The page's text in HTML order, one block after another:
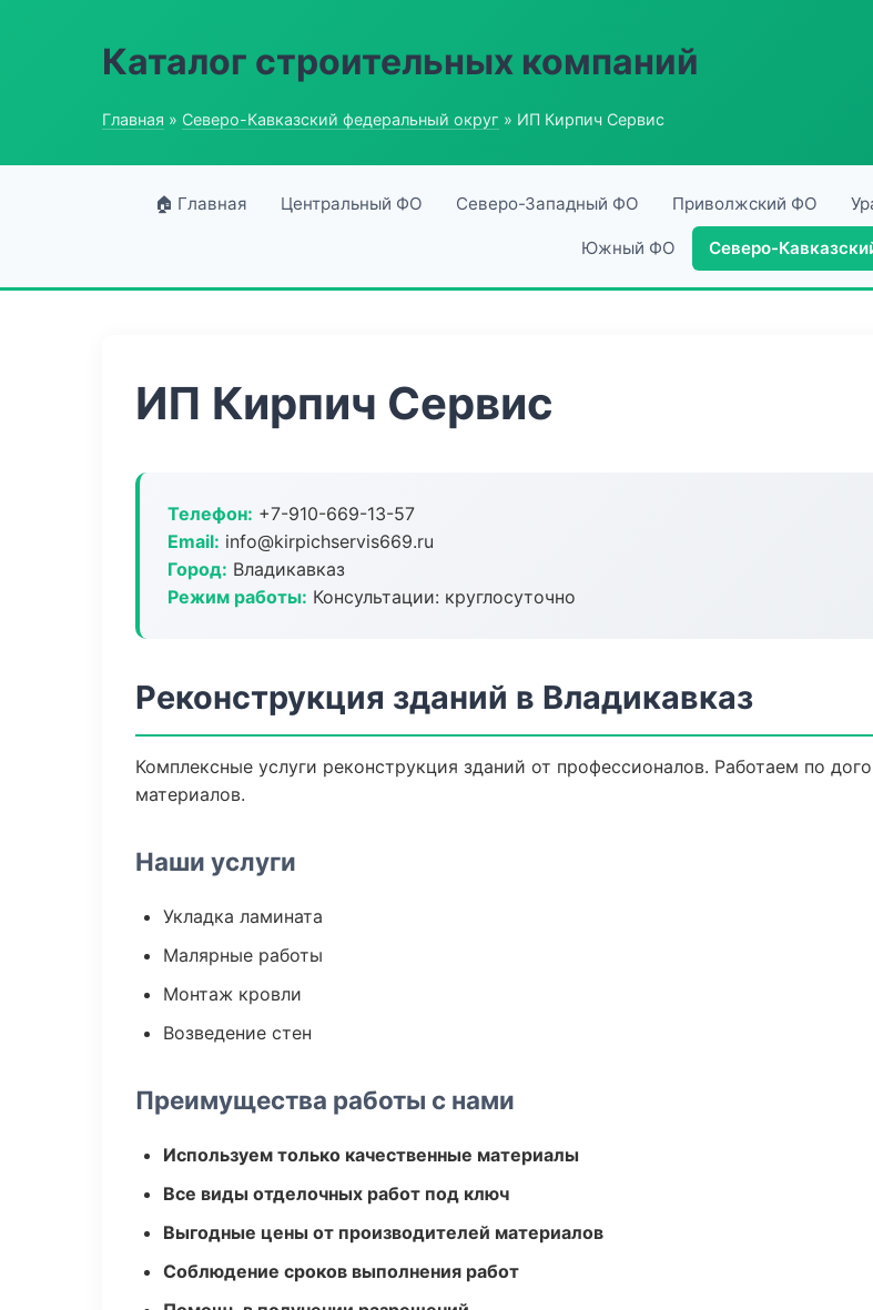
Каталог строительных компаний
Главная » Северо-Кавказский федеральный округ » ИП Кирпич Сервис
🏠 Главная Центральный ФО Северо-Западный ФО Приволжский ФО
Южный ФО Северо-
ИП Кирпич Сервис
Телефон: +7-910-669-13-57
Email: info@kirpichservis669.ru
Город: Владикавказ
Режим работы: Консультации: круглосуточно
Реконструкция зданий в Владикавказ
Комплексные услуги реконструкция зданий от профессионалов. Работаем по
материалов.
Наши услуги
Укладка ламината
Малярные работы
Монтаж кровли
Возведение стен
Преимущества работы с нами
Используем только качественные материалы
Все виды отделочных работ под ключ
Выгодные цены от производителей материалов
Соблюдение сроков выполнения работ